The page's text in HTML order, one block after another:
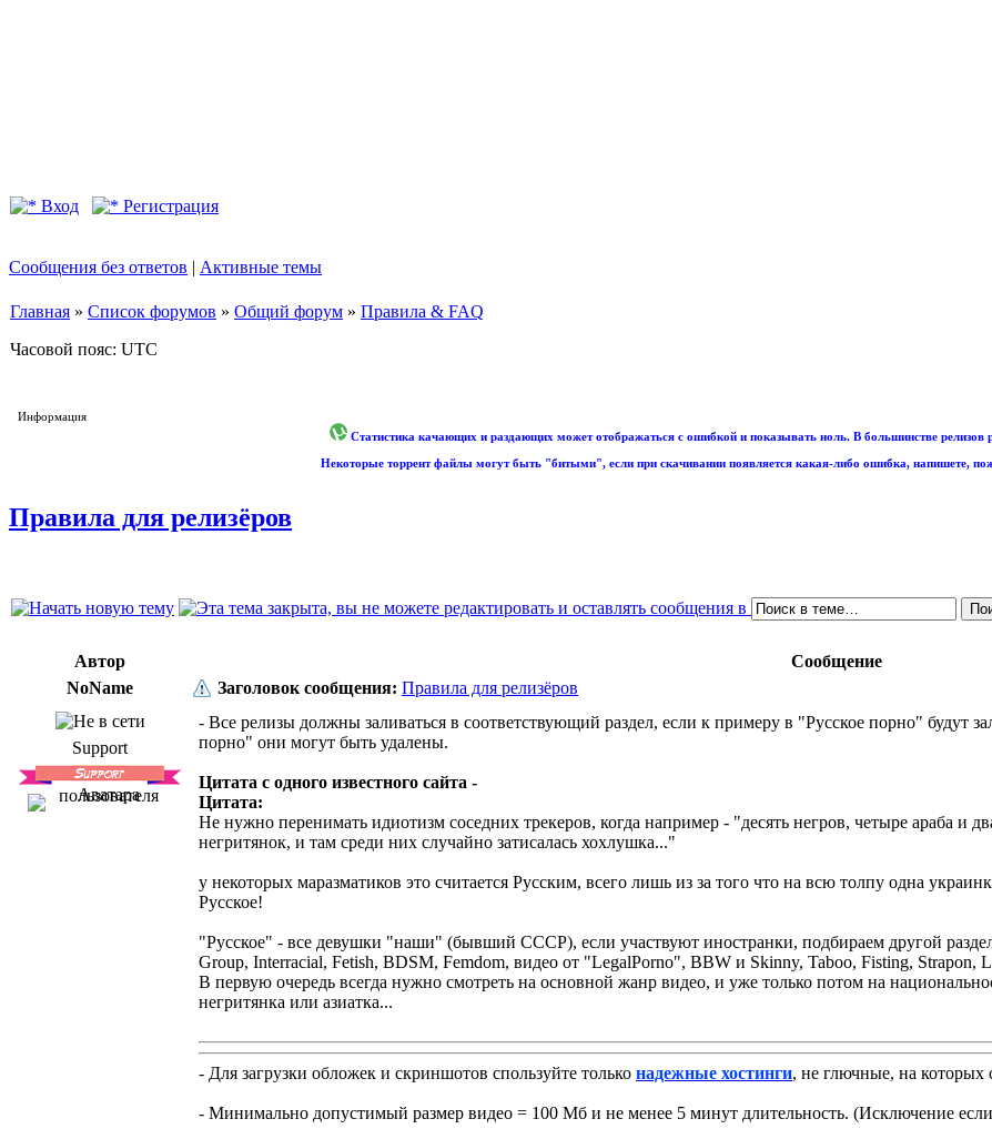
Вход Регистрация
Сообщения без ответов | Активные темы
Главная » Список форумов » Общий форум » Правила & FAQ
Часовой пояс: UTC
Информация
Статистика качающих и раздающих может отображаться с ошибкой и показывать ноль. В большинстве релизов
Некоторые торрент файлы могут быть "битыми", если при скачивании появляется какая-либо ошибка, напишете,
Правила для релизёров
Автор
Сообщение
NoName
Заголовок сообщения: Правила для релизёров
Support
- Все релизы должны заливаться в соответствующий раздел, если к примеру в "Русское порно"
порно" они могут быть удалены.
Цитата с одного известного сайта -
Цитата:
Не нужно перенимать идиотизм соседних трекеров, когда например - "десять негров, четыре араба и
негритянок, и там среди них случайно затисалась хохлушка..."
у некоторых маразматиков это считается Русским, всего лишь из за того что на всю толпу одна
Русское!
"Русское" - все девушки "наши" (бывший СССР), если участвуют иностранки, подбираем другой
Group, Interracial, Fetish, BDSM, Femdom, видео от "LegalPorno", BBW и Skinny, Taboo, Fisting, Strapon,
В первую очередь всегда нужно смотреть на основной жанр видео, и уже только потом на
негритянка или азиатка...
- Для загрузки обложек и скриншотов спользуйте только надежные хостинги, не глючные, на которых
- Минимально допустимый размер видео = 100 Мб и не менее 5 минут длительность. (Исключение